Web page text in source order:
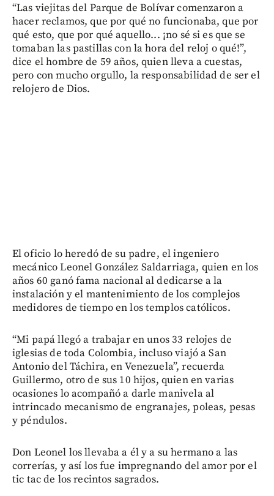
“Las viejitas del Parque de Bolívar comenzaron a
hacer reclamos, que por qué no funcionaba, que por
qué esto, que por qué aquello... ¡no sé si es que se
tomaban las pastillas con la hora del reloj o qué!”,
dice el hombre de 59 años, quien lleva a cuestas,
pero con mucho orgullo, la responsabilidad de ser el
relojero de Dios.
El oficio lo heredó de su padre, el ingeniero
mecánico Leonel González Saldarriaga, quien en los
años 60 ganó fama nacional al dedicarse a la
instalación y el mantenimiento de los complejos
medidores de tiempo en los templos católicos.
“Mi papá llegó a trabajar en unos 33 relojes de
iglesias de toda Colombia, incluso viajó a San
Antonio del Táchira, en Venezuela”, recuerda
Guillermo, otro de sus 10 hijos, quien en varias
ocasiones lo acompañó a darle manivela al
intrincado mecanismo de engranajes, poleas, pesas
y péndulos.
Don Leonel los llevaba a él y a su hermano a las
correrías, y así los fue impregnando del amor por el
tic tac de los recintos sagrados.